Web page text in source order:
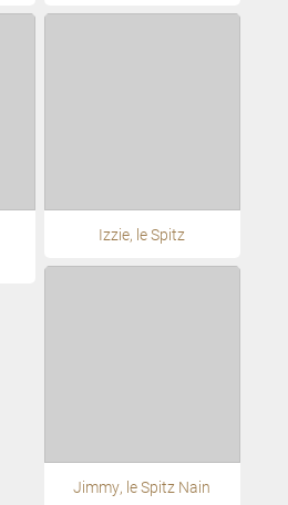
Izzie, le Spitz
Jimmy, le Spitz Nain